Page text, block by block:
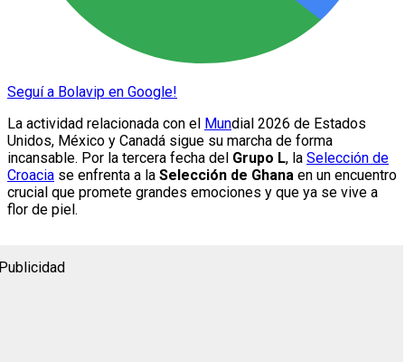
Seguí a Bolavip en Google!
La actividad relacionada con el Mundial 2026 de Estados
Unidos, México y Canadá sigue su marcha de forma
incansable. Por la tercera fecha del Grupo L, la Selección de
Croacia se enfrenta a la Selección de Ghana en un encuentro
crucial que promete grandes emociones y que ya se vive a
flor de piel.